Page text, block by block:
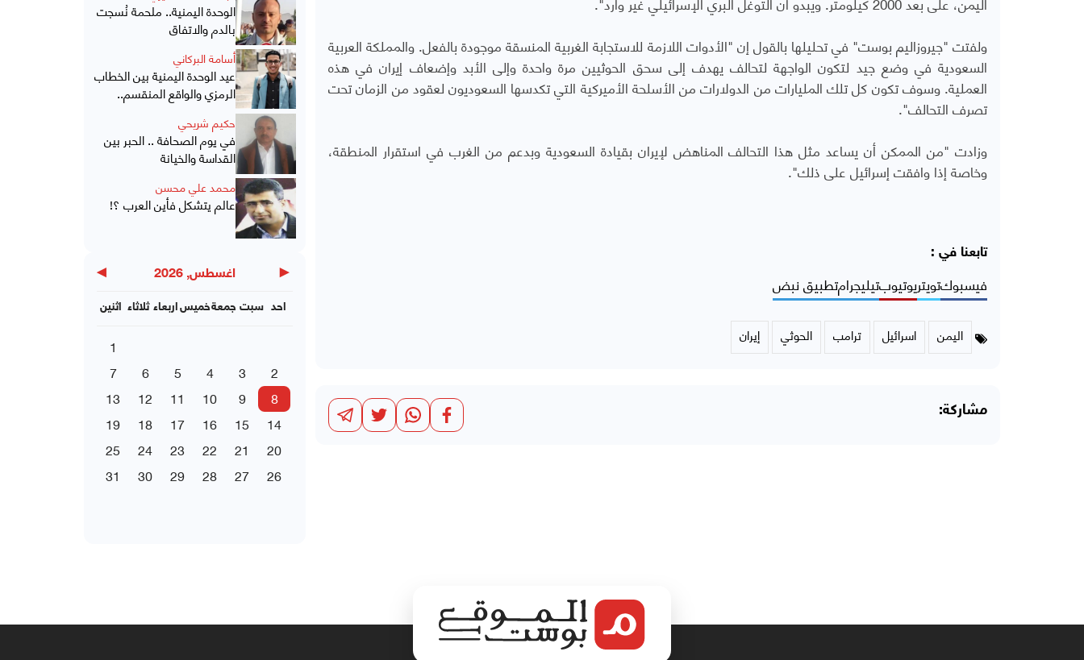
ولفتت "جيروزاليم بوست" في تحليلها بالقول إن "الأدوات اللازمة للاستجابة الغربية المنسقة موجودة بالفعل. والمملكة العربية
السعودية في وضع جيد لتكون الواجهة لتحالف يهدف إلى سحق الحوثيين مرة واحدة وإلى الأبد وإضعاف إيران في هذه
العملية. وسوف تكون كل تلك المليارات من الدولارات من الأسلحة الأميركية التي تكدسها السعوديون لعقود من الزمان تحت
تصرف التحالف".
وزادت "من الممكن أن يساعد مثل هذا التحالف المناهض لإيران بقيادة السعودية وبدعم من الغرب في استقرار المنطقة،
وخاصة إذا وافقت إسرائيل على ذلك".
تابعنا في :
فيسبوكتويتريوتيوبتيليجرامتطبيق نبض
اليمن اسرائيل ترامب الحوثي إيران
مشاركة:
الوحدة اليمنية.. ملحمة نُسجت
بالدم والاتفاق
أسامة البركاني
عيد الوحدة اليمنية بين الخطاب
الرمزي والواقع المنقسم..
حكيم شريحي
في يوم الصحافة .. الحبر بين
القداسة والخيانة
محمد علي محسن
عالم يتشكل فأين العرب ؟!
◀ اغسطس, 2026 ▶
اثنين ثلاثاء اربعاءخميسجمعة سبت احد
1
2
3
4
5
6
7
8
9
10
11
12
13
14
15
16
17
18
19
20
21
22
23
24
25
26
27
28
29
30
31